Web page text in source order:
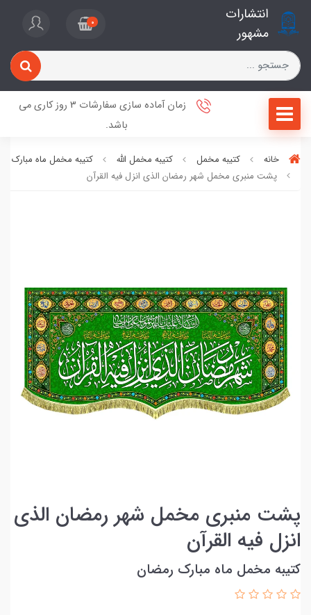
انتشارات
مشهور
0
زمان آماده سازی سفارشات 3 روز کاری می
باشد.
خانه کتیبه مخمل کتیبه مخمل الله
کتیبه مخمل ماه مبارک
پشت منبری مخمل شهر رمضان الذی انزل فيه القرآن
پشت منبری مخمل شهر رمضان الذی
انزل فيه القرآن
کتیبه مخمل ماه مبارک رمضان